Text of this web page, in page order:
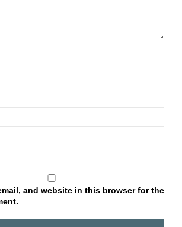
and website in this browser for the